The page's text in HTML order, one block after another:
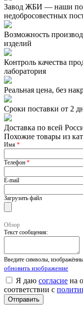
Завод ЖБИ — наши
недобросовестных
Возможность
изделий
Контроль качества
лаборатория
Реальная цена, без
Сроки поставки от 2
Доставка по всей
Похожие товары из
Имя *
Телефон *
E-mail
Загрузить файл
Обзор
Текст сообщения:
Введите символы,
обновить изображение
Я даю согласие на
соответствии с